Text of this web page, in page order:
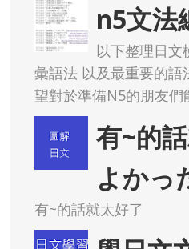
n5文法
以下整理日文
彙語法 以及最重要的語法結構給大家參考 希
望對於準備N5的朋友們
有~的
よかっ
有~的話就太好了